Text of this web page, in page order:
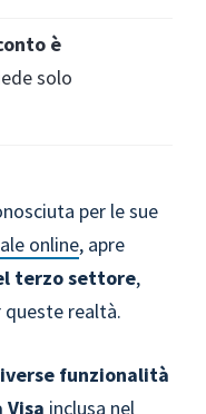
è
solo
per le sue
online, apre
terzo settore,
queste realtà.
funzionalità
inclusa nel